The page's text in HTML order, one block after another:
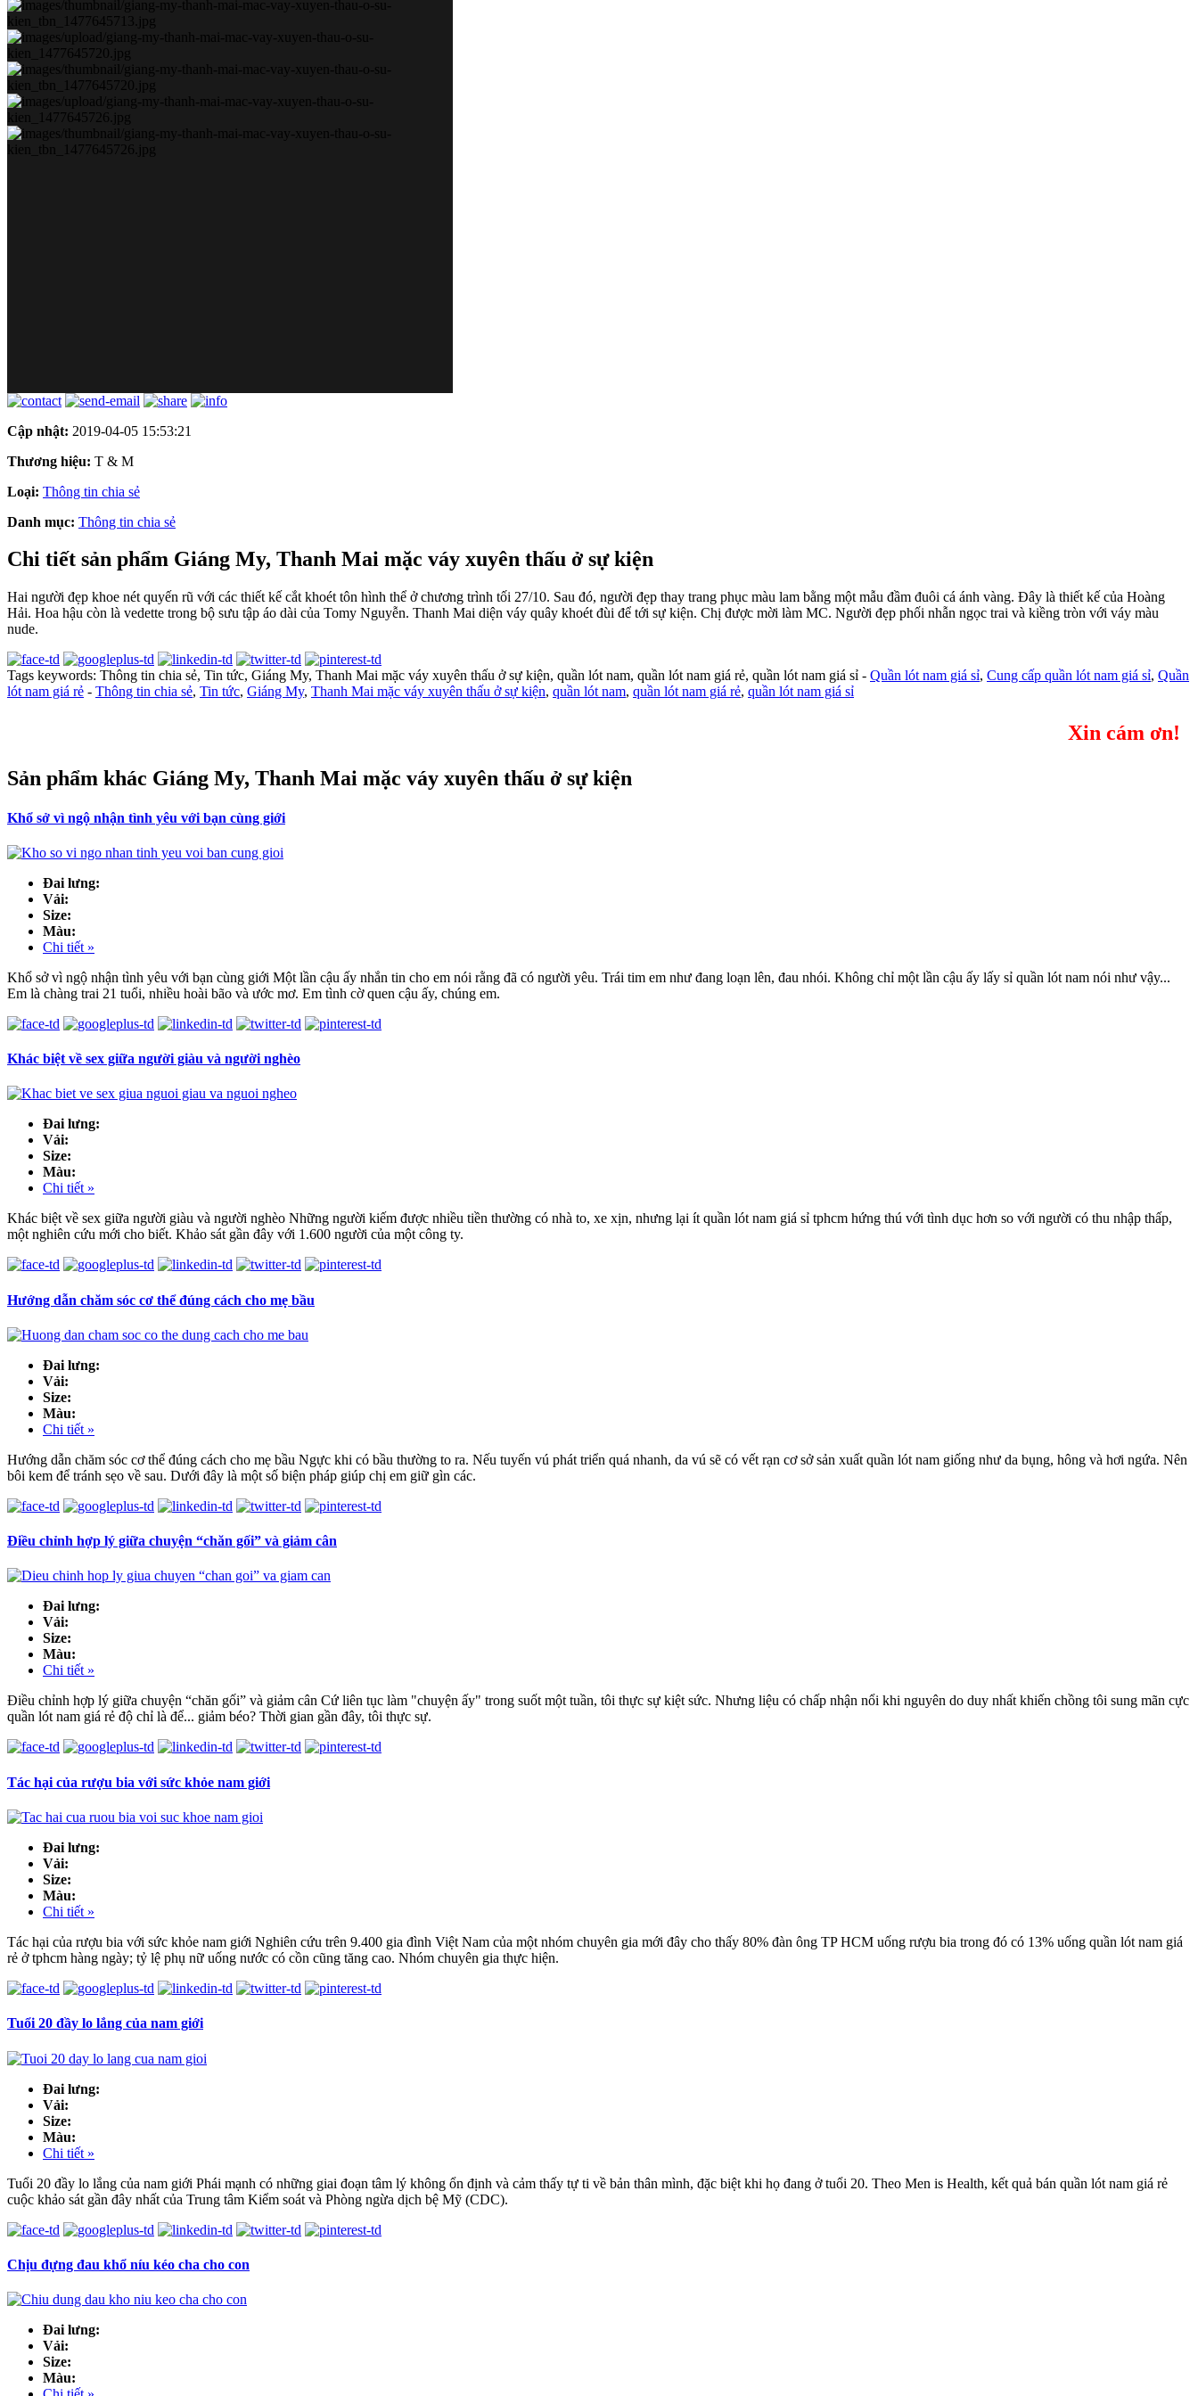
Cập nhật: 2019-04-05 15:53:21
Thương hiệu: T & M
Loại: Thông tin chia sẻ
Danh mục: Thông tin chia sẻ
Chi tiết sản phẩm Giáng My, Thanh Mai mặc váy xuyên thấu ở sự kiện
Hai người đẹp khoe nét quyến rũ với các thiết kế cắt khoét tôn hình thể ở chương trình tối 27/10. Sau đó, người đẹp thay trang phục màu lam bằng một mẫu đầm đuôi cá ánh vàng. Đây là thiết kế của Hoàng
Hải. Hoa hậu còn là vedette trong bộ sưu tập áo dài của Tomy Nguyễn. Thanh Mai diện váy quây khoét đùi để tới sự kiện. Chị được mời làm MC. Người đẹp phối nhẫn ngọc trai và kiềng tròn với váy màu
nude.
Tags keywords: Thông tin chia sẻ, Tin tức, Giáng My, Thanh Mai mặc váy xuyên thấu ở sự kiện, quần lót nam, quần lót nam giá rẻ, quần lót nam giá sỉ - Quần lót nam giá sỉ, Cung cấp quần lót nam giá sỉ, Quần
lót nam giá rẻ - Thông tin chia sẻ, Tin tức, Giáng My, Thanh Mai mặc váy xuyên thấu ở sự kiện, quần lót nam, quần lót nam giá rẻ, quần lót nam giá sỉ
Xin cám ơn!
Sản phẩm khác Giáng My, Thanh Mai mặc váy xuyên thấu ở sự kiện
Khổ sở vì ngộ nhận tình yêu với bạn cùng giới
Đai lưng:
Vải:
Size:
Màu:
Chi tiết »
Khổ sở vì ngộ nhận tình yêu với bạn cùng giới Một lần cậu ấy nhắn tin cho em nói rằng đã có người yêu. Trái tim em như đang loạn lên, đau nhói. Không chỉ một lần cậu ấy lấy sỉ quần lót nam nói như vậy...
Em là chàng trai 21 tuổi, nhiều hoài bão và ước mơ. Em tình cờ quen cậu ấy, chúng em.
Khác biệt về sex giữa người giàu và người nghèo
Đai lưng:
Vải:
Size:
Màu:
Chi tiết »
Khác biệt về sex giữa người giàu và người nghèo Những người kiếm được nhiều tiền thường có nhà to, xe xịn, nhưng lại ít quần lót nam giá sỉ tphcm hứng thú với tình dục hơn so với người có thu nhập thấp,
một nghiên cứu mới cho biết. Khảo sát gần đây với 1.600 người của một công ty.
Hướng dẫn chăm sóc cơ thể đúng cách cho mẹ bầu
Đai lưng:
Vải:
Size:
Màu:
Chi tiết »
Hướng dẫn chăm sóc cơ thể đúng cách cho mẹ bầu Ngực khi có bầu thường to ra. Nếu tuyến vú phát triển quá nhanh, da vú sẽ có vết rạn cơ sở sản xuất quần lót nam giống như da bụng, hông và hơi ngứa. Nên
bôi kem để tránh sẹo về sau. Dưới đây là một số biện pháp giúp chị em giữ gìn các.
Điều chỉnh hợp lý giữa chuyện “chăn gối” và giảm cân
Đai lưng:
Vải:
Size:
Màu:
Chi tiết »
Điều chỉnh hợp lý giữa chuyện “chăn gối” và giảm cân Cứ liên tục làm "chuyện ấy" trong suốt một tuần, tôi thực sự kiệt sức. Nhưng liệu có chấp nhận nổi khi nguyên do duy nhất khiến chồng tôi sung mãn cực
quần lót nam giá rẻ độ chỉ là để... giảm béo? Thời gian gần đây, tôi thực sự.
Tác hại của rượu bia với sức khỏe nam giới
Đai lưng:
Vải:
Size:
Màu:
Chi tiết »
Tác hại của rượu bia với sức khỏe nam giới Nghiên cứu trên 9.400 gia đình Việt Nam của một nhóm chuyên gia mới đây cho thấy 80% đàn ông TP HCM uống rượu bia trong đó có 13% uống quần lót nam giá
rẻ ở tphcm hàng ngày; tỷ lệ phụ nữ uống nước có cồn cũng tăng cao. Nhóm chuyên gia thực hiện.
Tuổi 20 đầy lo lắng của nam giới
Đai lưng:
Vải:
Size:
Màu:
Chi tiết »
Tuổi 20 đầy lo lắng của nam giới Phái mạnh có những giai đoạn tâm lý không ổn định và cảm thấy tự ti về bản thân mình, đặc biệt khi họ đang ở tuổi 20. Theo Men is Health, kết quả bán quần lót nam giá rẻ
cuộc khảo sát gần đây nhất của Trung tâm Kiểm soát và Phòng ngừa dịch bệ Mỹ (CDC).
Chịu đựng đau khổ níu kéo cha cho con
Đai lưng:
Vải:
Size:
Màu: